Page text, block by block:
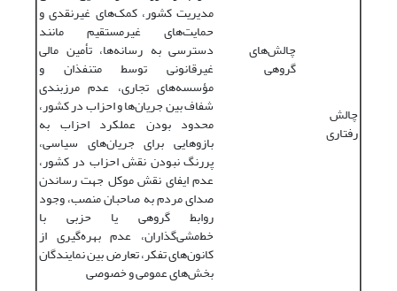
چالش
رفتاری
چالش‌های
گروهی
مدیریت کشور، کمک‌های غیرنقدی و
حمایت‌های غیرمستقیم مانند
دسترسی به رسانه‌ها، تأمین مالی
غیرقانونی توسط متنفذان و
مؤسسه‌های تجاری، عدم مرزبندی
شفاف بین جریان‌ها و احزاب در کشور،
محدود بودن عملکرد احزاب به
بازوهایی برای جریان‌های سیاسی،
پررنگ نبودن نقش احزاب در کشور،
عدم ایفای نقش موکل جهت رساندن
صدای مردم به صاحبان منصب، وجود
روابط گروهی یا حزبی با
خط‌مشی‌گذاران، عدم بهره‌گیری از
کانون‌های تفکر، تعارض بین نمایندگان
بخش‌های عمومی و خصوصی